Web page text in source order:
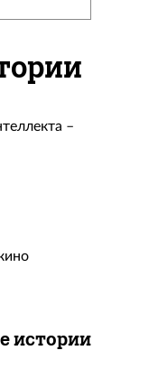
–
истории